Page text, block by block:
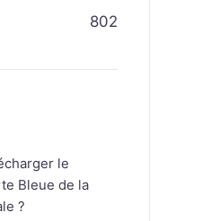
802
le
Bleue de la
?